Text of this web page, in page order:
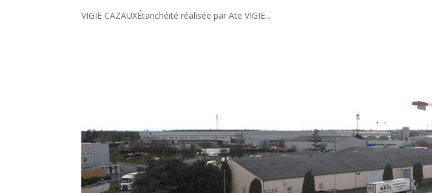
VIGIE CAZAUXÉtanchéité réalisée par Ate VIGIE...